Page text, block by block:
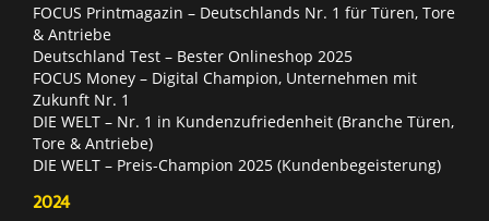
FOCUS Printmagazin – Deutschlands Nr. 1 für Türen, Tore
& Antriebe
Deutschland Test – Bester Onlineshop 2025
FOCUS Money – Digital Champion, Unternehmen mit
Zukunft Nr. 1
DIE WELT – Nr. 1 in Kundenzufriedenheit (Branche Türen,
Tore & Antriebe)
DIE WELT – Preis-Champion 2025 (Kundenbegeisterung)
2024